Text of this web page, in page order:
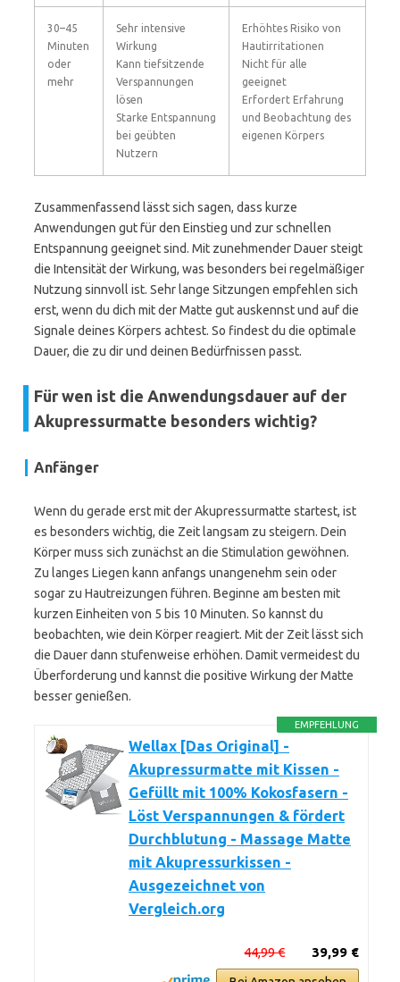
30–45
Minuten
oder
mehr
Sehr intensive
Wirkung
Kann tiefsitzende
Verspannungen
lösen
Starke Entspannung
bei geübten
Nutzern
Erhöhtes Risiko von
Hautirritationen
Nicht für alle
geeignet
Erfordert Erfahrung
und Beobachtung des
eigenen Körpers
Zusammenfassend lässt sich sagen, dass kurze
Anwendungen gut für den Einstieg und zur schnellen
Entspannung geeignet sind. Mit zunehmender Dauer steigt
die Intensität der Wirkung, was besonders bei regelmäßiger
Nutzung sinnvoll ist. Sehr lange Sitzungen empfehlen sich
erst, wenn du dich mit der Matte gut auskennst und auf die
Signale deines Körpers achtest. So findest du die optimale
Dauer, die zu dir und deinen Bedürfnissen passt.
Für wen ist die Anwendungsdauer auf der
Akupressurmatte besonders wichtig?
Anfänger
Wenn du gerade erst mit der Akupressurmatte startest, ist
es besonders wichtig, die Zeit langsam zu steigern. Dein
Körper muss sich zunächst an die Stimulation gewöhnen.
Zu langes Liegen kann anfangs unangenehm sein oder
sogar zu Hautreizungen führen. Beginne am besten mit
kurzen Einheiten von 5 bis 10 Minuten. So kannst du
beobachten, wie dein Körper reagiert. Mit der Zeit lässt sich
die Dauer dann stufenweise erhöhen. Damit vermeidest du
Überforderung und kannst die positive Wirkung der Matte
besser genießen.
EMPFEHLUNG
Wellax [Das Original] -
Akupressurmatte mit Kissen -
Gefüllt mit 100% Kokosfasern -
Löst Verspannungen & fördert
Durchblutung - Massage Matte
mit Akupressurkissen -
Ausgezeichnet von
Vergleich.org
39,99 €
44,99 €